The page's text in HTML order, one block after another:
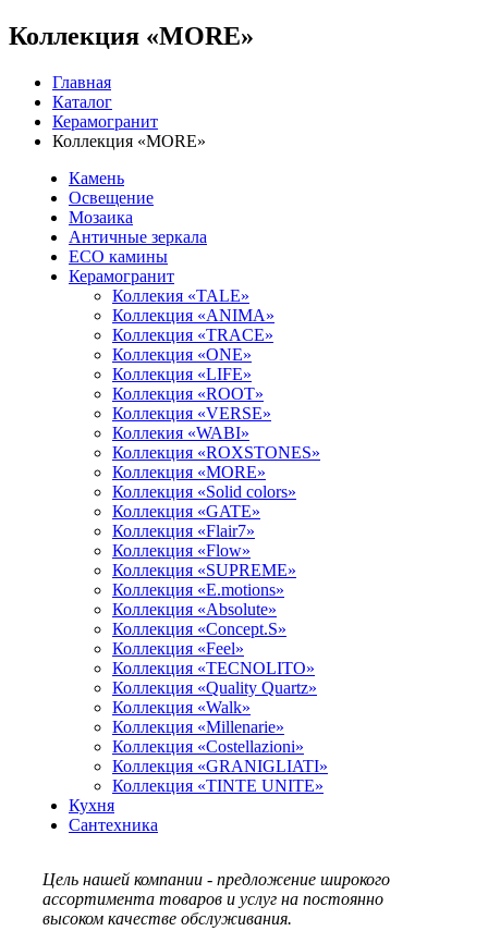
Коллекция «MORE»
Главная
Каталог
Керамогранит
Коллекция «MORE»
Камень
Освещение
Мозаика
Античные зеркала
ECO камины
Керамогранит
Коллекия «TALE»
Коллекция «ANIMA»
Коллекция «TRACE»
Коллекция «ONE»
Коллекция «LIFE»
Коллекция «ROOT»
Коллекция «VERSE»
Коллекия «WABI»
Коллекция «ROXSTONES»
Коллекция «MORE»
Коллекция «Solid colors»
Коллекция «GATE»
Коллекция «Flair7»
Коллекция «Flow»
Коллекция «SUPREME»
Коллекция «E.motions»
Коллекция «Absolute»
Коллекция «Concept.S»
Коллекция «Feel»
Коллекция «TECNOLITO»
Коллекция «Quality Quartz»
Коллекция «Walk»
Коллекция «Millenarie»
Коллекция «Costellazioni»
Коллекция «GRANIGLIATI»
Коллекция «TINTE UNITE»
Кухня
Сантехника
Цель нашей компании - предложение широкого
ассортимента товаров и услуг на постоянно
высоком качестве обслуживания.